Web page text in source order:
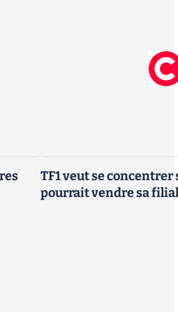
TF1 veut se
pourrait vendre sa